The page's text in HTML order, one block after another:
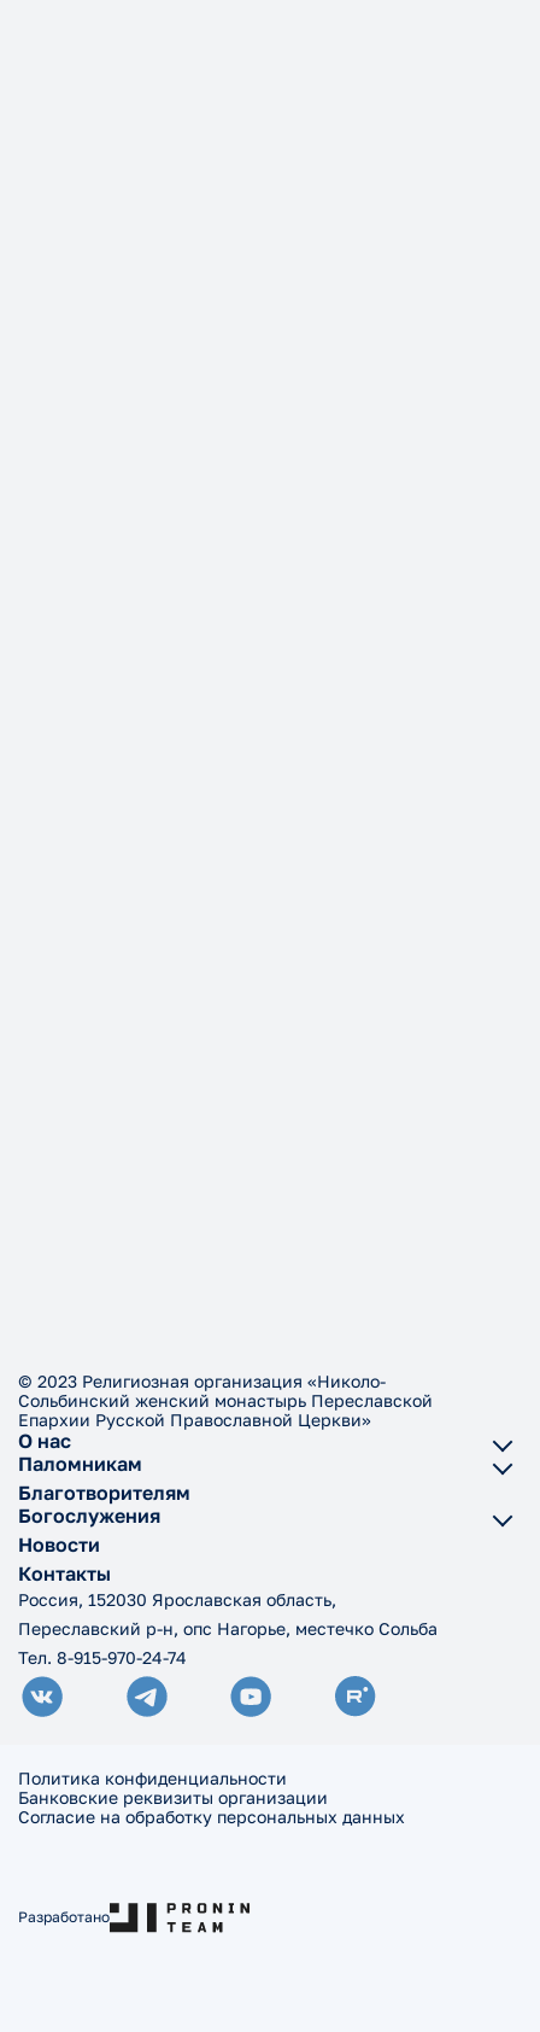
© 2023 Религиозная организация «Николо-
Сольбинский женский монастырь Переславской
Епархии Русской Православной Церкви»
О нас
Паломникам
Благотворителям
Богослужения
Новости
Контакты
Россия, 152030 Ярославская область,
Переславский р-н, опс Нагорье, местечко Сольба
Тел. 8-915-970-24-74
Политика конфиденциальности
Банковские реквизиты организации
Согласие на обработку персональных данных
Разработано